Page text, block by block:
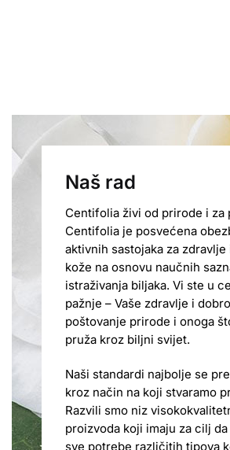
Naš rad
Centifolia živi od prirode i za
Centifolia je posvećena
aktivnih sastojaka za
kože na osnovu naučnih
istraživanja biljaka. Vi ste u
pažnje – Vaše zdravlje i
poštovanje prirode i onoga
pruža kroz biljni svijet.
Naši standardi najbolje se
kroz način na koji stvaramo
Razvili smo niz
proizvoda koji imaju za cilj
sve potrebe različitih tipova